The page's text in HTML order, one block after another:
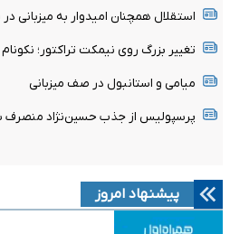
استقلال همچنان امیدوار به میزبانی
تغییر بزرگ روی نیمکت تراکتور؛
میامی و استانبول در صف میزبانی
پرسپولیس از جذب حسین‌نژاد منصرف
پیشنهاد امروز